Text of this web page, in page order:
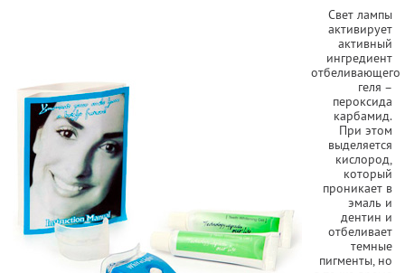
Свет лампы
активирует
активный
ингредиент
отбеливающего
геля –
пероксида
карбамид.
При этом
выделяется
кислород,
который
проникает в
эмаль и
дентин и
отбеливает
темные
пигменты, но